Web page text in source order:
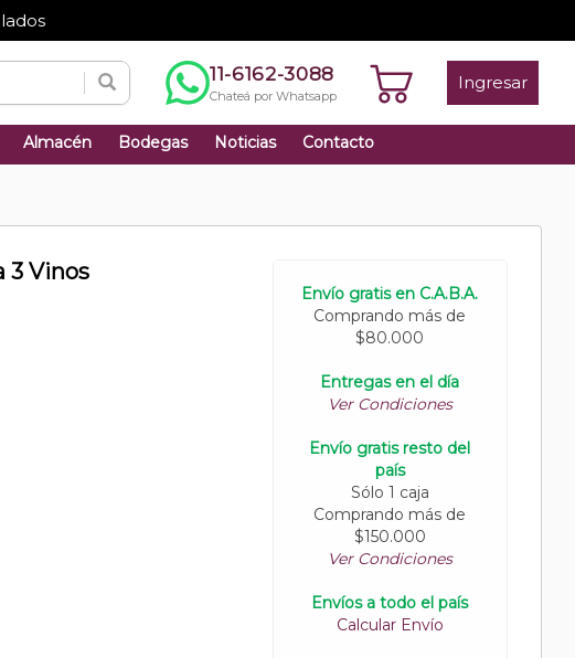
11-6162-3088
Chateá por Whatsapp
Ingresar
Almacén Bodegas Noticias Contacto
3 Vinos
Envío gratis en C.A.B.A.
Comprando más de
$80.000
Entregas en el día
Ver Condiciones
Envío gratis resto del
país
Sólo 1 caja
Comprando más de
$150.000
Ver Condiciones
Envíos a todo el país
Calcular Envío